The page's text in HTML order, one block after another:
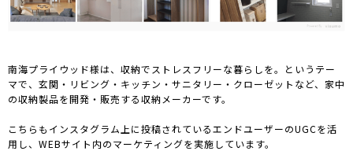
南海プライウッド様は、収納でストレスフリーな暮らしを。というテー
マで、玄関・リビング・キッチン・サニタリー・クローゼットなど、家中
の収納製品を開発・販売する収納メーカーです。
こちらもインスタグラム上に投稿されているエンドユーザーのUGCを活
用し、WEBサイト内のマーケティングを実施しています。